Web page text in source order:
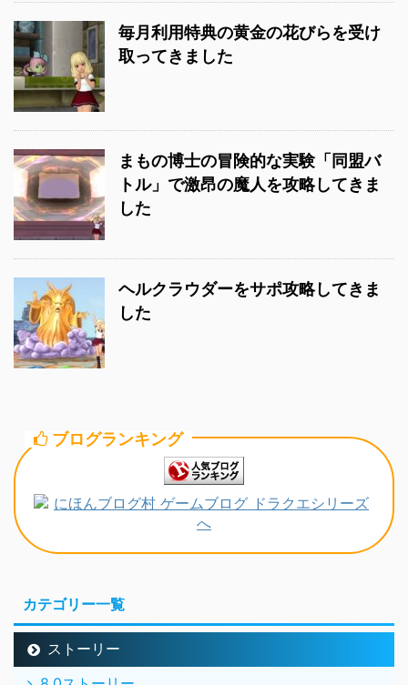
毎月利用特典の黄金の花びらを受け
取ってきました
まもの博士の冒険的な実験「同盟バ
トル」で激昂の魔人を攻略してきま
した
ヘルクラウダーをサポ攻略してきま
した
ブログランキング
カテゴリー一覧
ストーリー